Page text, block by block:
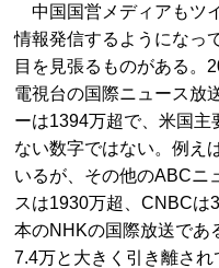
中国国営メディアもツ
情報発信するようになっ
目を見張るものがある。
電視台の国際ニュース放
ーは1394万超で、米国
ない数字ではない。例え
いるが、その他のABCニ
スは1930万超、CNBCは
本のNHKの国際放送であ
7.4万と大きく引き離され